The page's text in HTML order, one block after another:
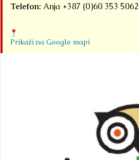
Telefon: Anja +387 (0)60 353 5062
Prikaži na Google mapi